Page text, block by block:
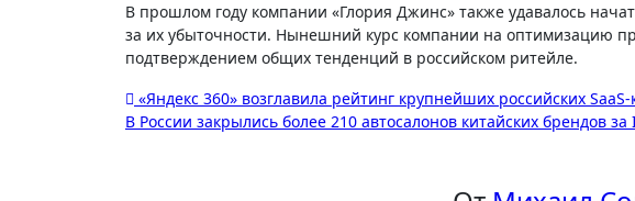
В прошлом году компании «Глория Джинс» также удавалось
за их убыточности. Нынешний курс компании на оптимизацию
подтверждением общих тенденций в российском ритейле.
Навигация
«Яндекс 360» возглавила рейтинг крупнейших российских
В России закрылись более 210 автосалонов китайских брендов за